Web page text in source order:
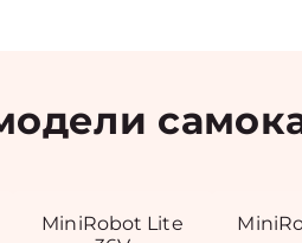
MiniRobot Lite